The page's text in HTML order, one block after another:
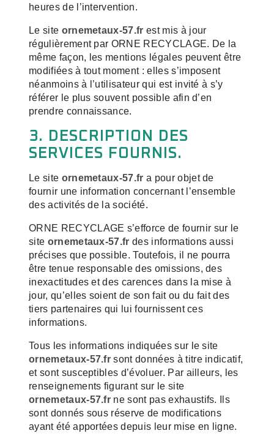
heures de l’intervention.
Le site ornemetaux-57.fr est mis à jour
régulièrement par ORNE RECYCLAGE. De la
même façon, les mentions légales peuvent être
modifiées à tout moment : elles s’imposent
néanmoins à l’utilisateur qui est invité à s’y
référer le plus souvent possible afin d’en
prendre connaissance.
3. DESCRIPTION DES
SERVICES FOURNIS.
Le site ornemetaux-57.fr a pour objet de
fournir une information concernant l’ensemble
des activités de la société.
ORNE RECYCLAGE s’efforce de fournir sur le
site ornemetaux-57.fr des informations aussi
précises que possible. Toutefois, il ne pourra
être tenue responsable des omissions, des
inexactitudes et des carences dans la mise à
jour, qu’elles soient de son fait ou du fait des
tiers partenaires qui lui fournissent ces
informations.
Tous les informations indiquées sur le site
ornemetaux-57.fr sont données à titre indicatif,
et sont susceptibles d’évoluer. Par ailleurs, les
renseignements figurant sur le site
ornemetaux-57.fr ne sont pas exhaustifs. Ils
sont donnés sous réserve de modifications
ayant été apportées depuis leur mise en ligne.